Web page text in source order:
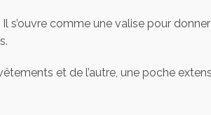
comme une valise pour
et de l’autre, une poche